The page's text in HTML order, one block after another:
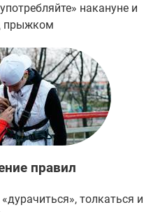
накануне и
прыжком
правил
толкаться и